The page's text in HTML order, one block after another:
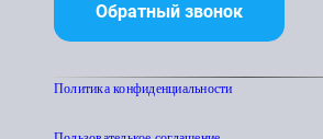
Обратный звонок
Политика конфиденциальности